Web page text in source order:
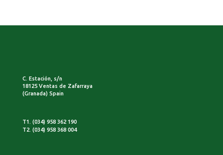
C. Estación, s/n
18125 Ventas de Zafarraya
(Granada) Spain
T1. (034) 958 362 190
T2. (034) 958 368 004